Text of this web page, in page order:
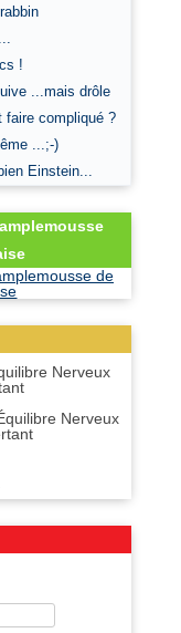
!
...mais drôle
faire compliqué ?
...;-)
Einstein...
Nerveux